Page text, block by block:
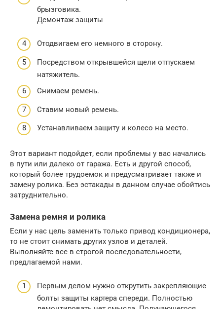
брызговика.
Демонтаж защиты
Отодвигаем его немного в сторону.
Посредством открывшейся щели отпускаем
натяжитель.
Снимаем ремень.
Ставим новый ремень.
Устанавливаем защиту и колесо на место.
Этот вариант подойдет, если проблемы у вас начались
в пути или далеко от гаража. Есть и другой способ,
который более трудоемок и предусматривает также и
замену ролика. Без эстакады в данном случае обойтись
затруднительно.
Замена ремня и ролика
Если у нас цель заменить только привод кондиционера,
то не стоит снимать других узлов и деталей.
Выполняйте все в строгой последовательности,
предлагаемой нами.
Первым делом нужно открутить закрепляющие
болты защиты картера спереди. Полностью